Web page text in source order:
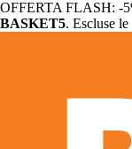
OFFERTA FLASH: -
BASKET5. Escluse